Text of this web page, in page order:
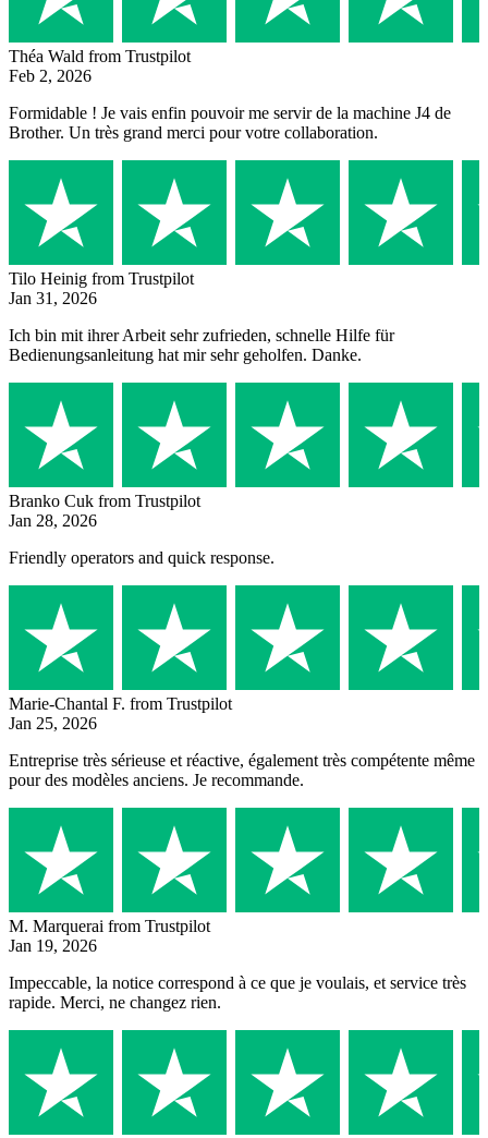
Théa Wald from Trustpilot
Feb 2, 2026
Formidable ! Je vais enfin pouvoir me servir de la machine J4 de
Brother. Un très grand merci pour votre collaboration.
Tilo Heinig from Trustpilot
Jan 31, 2026
Ich bin mit ihrer Arbeit sehr zufrieden, schnelle Hilfe für
Bedienungsanleitung hat mir sehr geholfen. Danke.
Branko Cuk from Trustpilot
Jan 28, 2026
Friendly operators and quick response.
Marie-Chantal F. from Trustpilot
Jan 25, 2026
Entreprise très sérieuse et réactive, également très compétente même
pour des modèles anciens. Je recommande.
M. Marquerai from Trustpilot
Jan 19, 2026
Impeccable, la notice correspond à ce que je voulais, et service très
rapide. Merci, ne changez rien.